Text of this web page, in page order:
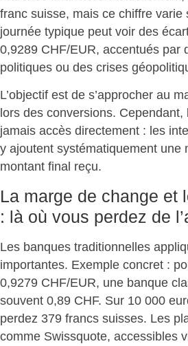
franc suisse, mais ce chiffre varie
journée typique peut voir des
0,9289 CHF/EUR, accentués par
politiques ou des crises
L’objectif est de s’approcher au
lors des conversions. Cependant,
jamais accès directement : les
y ajoutent systématiquement une
montant final reçu.
La marge de change et
: là où vous perdez de
Les banques traditionnelles
importantes. Exemple concret :
0,9279 CHF/EUR, une banque
souvent 0,89 CHF. Sur 10 000
perdez 379 francs suisses. Les
comme Swissquote, accessibles